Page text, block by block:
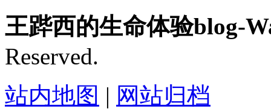
王跸西的生命体验blog-
Reserved.
站内地图 | 网站归档